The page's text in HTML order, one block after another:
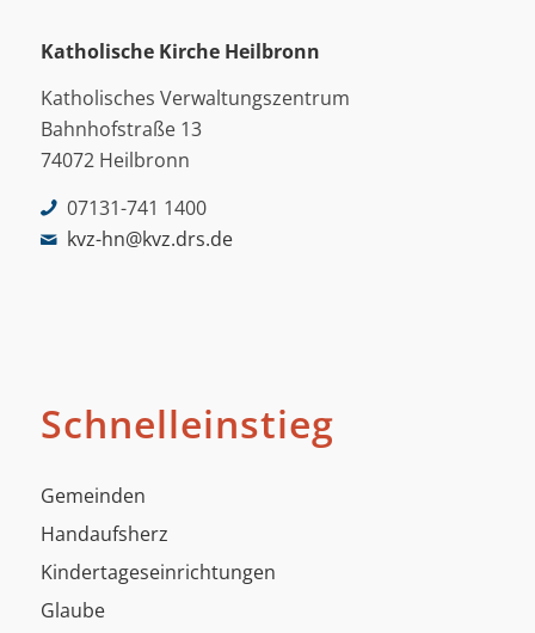
Katholische Kirche Heilbronn
Katholisches Verwaltungszentrum
Bahnhofstraße 13
74072 Heilbronn
07131-741 1400
kvz-hn@kvz.drs.de
Schnelleinstieg
Gemeinden
Handaufsherz
Kindertageseinrichtungen
Glaube